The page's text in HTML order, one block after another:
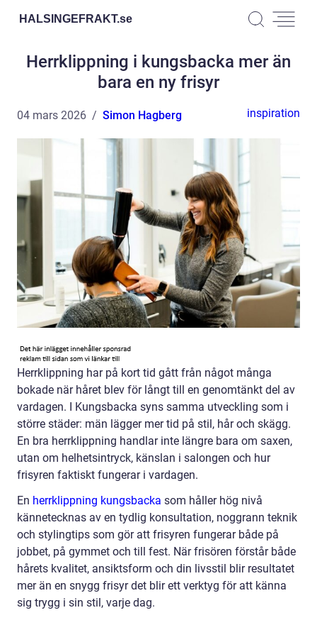
HALSINGEFRAKT.se
Herrklippning i kungsbacka mer än
bara en ny frisyr
04 mars 2026 Simon Hagberg inspiration
Herrklippning har på kort tid gått från något många
bokade när håret blev för långt till en genomtänkt del av
vardagen. I Kungsbacka syns samma utveckling som i
större städer: män lägger mer tid på stil, hår och skägg.
En bra herrklippning handlar inte längre bara om saxen,
utan om helhetsintryck, känslan i salongen och hur
frisyren faktiskt fungerar i vardagen.
En herrklippning kungsbacka som håller hög nivå
kännetecknas av en tydlig konsultation, noggrann teknik
och stylingtips som gör att frisyren fungerar både på
jobbet, på gymmet och till fest. När frisören förstår både
hårets kvalitet, ansiktsform och din livsstil blir resultatet
mer än en snygg frisyr det blir ett verktyg för att känna
sig trygg i sin stil, varje dag.